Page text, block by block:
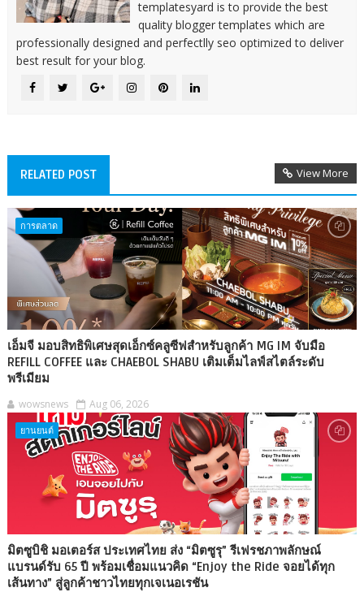
templatesyard is to provide the best
quality blogger templates which are
professionally designed and perfectlly seo optimized to deliver
best result for your blog.
RELATED POST View More
การตลาด
เอ็มจี มอบสิทธิพิเศษสุดเอ็กซ์คลูซีฟสำหรับลูกค้า MG IM จับมือ
REFILL COFFEE และ CHAEBOL SHABU เติมเต็มไลฟ์สไตล์ระดับ
พรีเมียม
wowsnews Aug 06, 2026
ยานยนต์
มิตซูบิชิ มอเตอร์ส ประเทศไทย ส่ง “มิตซูรุ” รีเฟรชภาพลักษณ์
แบรนด์รับ 65 ปี พร้อมเชื่อมแนวคิด “Enjoy the Ride จอยได้ทุก
เส้นทาง” สู่ลูกค้าชาวไทยทุกเจเนอเรชัน